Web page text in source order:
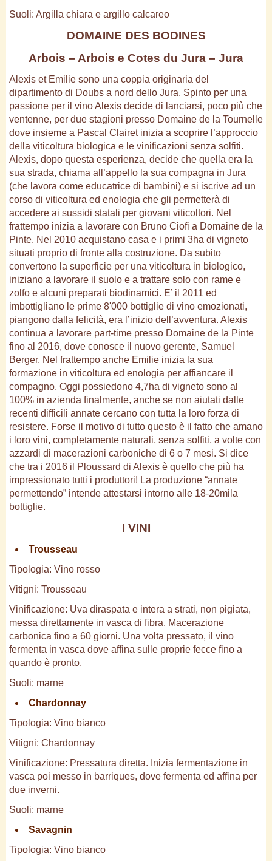
Suoli: Argilla chiara e argillo calcareo
DOMAINE DES BODINES
Arbois – Arbois e Cotes du Jura – Jura
Alexis et Emilie sono una coppia originaria del
dipartimento di Doubs a nord dello Jura. Spinto per una
passione per il vino Alexis decide di lanciarsi, poco più che
ventenne, per due stagioni presso Domaine de la Tournelle
dove insieme a Pascal Clairet inizia a scoprire l’approccio
della viticoltura biologica e le vinificazioni senza solfiti.
Alexis, dopo questa esperienza, decide che quella era la
sua strada, chiama all’appello la sua compagna in Jura
(che lavora come educatrice di bambini) e si iscrive ad un
corso di viticoltura ed enologia che gli permetterà di
accedere ai sussidi statali per giovani viticoltori. Nel
frattempo inizia a lavorare con Bruno Ciofi a Domaine de la
Pinte. Nel 2010 acquistano casa e i primi 3ha di vigneto
situati proprio di fronte alla costruzione. Da subito
convertono la superficie per una viticoltura in biologico,
iniziano a lavorare il suolo e a trattare solo con rame e
zolfo e alcuni preparati biodinamici. E’ il 2011 ed
imbottigliano le prime 8'000 bottiglie di vino emozionati,
piangono dalla felicità, era l’inizio dell’avventura. Alexis
continua a lavorare part-time presso Domaine de la Pinte
fino al 2016, dove conosce il nuovo gerente, Samuel
Berger. Nel frattempo anche Emilie inizia la sua
formazione in viticoltura ed enologia per affiancare il
compagno. Oggi possiedono 4,7ha di vigneto sono al
100% in azienda finalmente, anche se non aiutati dalle
recenti difficili annate cercano con tutta la loro forza di
resistere. Forse il motivo di tutto questo è il fatto che amano
i loro vini, completamente naturali, senza solfiti, a volte con
azzardi di macerazioni carboniche di 6 o 7 mesi. Si dice
che tra i 2016 il Ploussard di Alexis è quello che più ha
impressionato tutti i produttori! La produzione “annate
permettendo” intende attestarsi intorno alle 18-20mila
bottiglie.
I VINI
Trousseau
Tipologia: Vino rosso
Vitigni: Trousseau
Vinificazione: Uva diraspata e intera a strati, non pigiata,
messa direttamente in vasca di fibra. Macerazione
carbonica fino a 60 giorni. Una volta pressato, il vino
fermenta in vasca dove affina sulle proprie fecce fino a
quando è pronto.
Suoli: marne
Chardonnay
Tipologia: Vino bianco
Vitigni: Chardonnay
Vinificazione: Pressatura diretta. Inizia fermentazione in
vasca poi messo in barriques, dove fermenta ed affina per
due inverni.
Suoli: marne
Savagnin
Tipologia: Vino bianco